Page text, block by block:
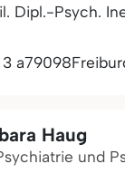
Dipl.-Psych.
a79098
Haug
und